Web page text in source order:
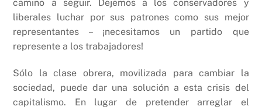
camino a seguir. Dejemos a los conservadores y
liberales luchar por sus patrones como sus mejor
representantes – ¡necesitamos un partido que
represente a los trabajadores!
Sólo la clase obrera, movilizada para cambiar la
sociedad, puede dar una solución a esta crisis del
capitalismo. En lugar de pretender arreglar el